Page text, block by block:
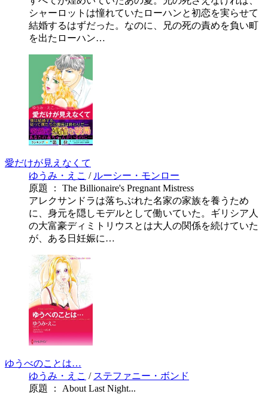
シャーロットは憧れていたローハンと初恋を実らせて
結婚するはずだった。なのに、兄の死の責めを負い町
を出たローハン…
愛だけが見えなくて
ゆうみ・えこ / ルーシー・モンロー
原題 ： The Billionaire's Pregnant Mistress
アレクサンドラは落ちぶれた名家の家族を養うため
に、身元を隠しモデルとして働いていた。ギリシア人
の大富豪ディミトリウスとは大人の関係を続けていた
が、ある日妊娠に…
ゆうべのことは…
ゆうみ・えこ / ステファニー・ボンド
原題 ： About Last Night...